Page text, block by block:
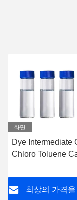
화면
Dye Intermediate
Chloro Toluene
최상의 가격